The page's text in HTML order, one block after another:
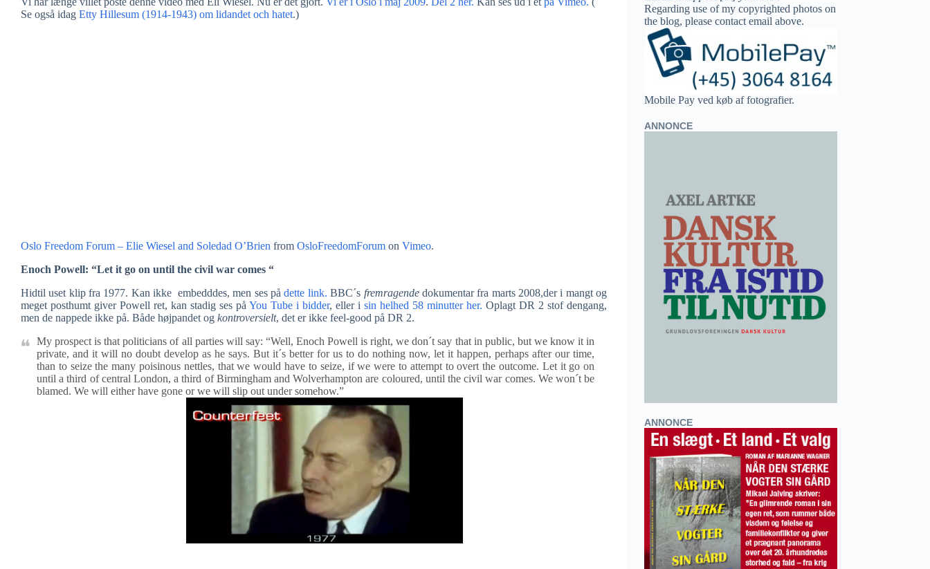
Se også idag Etty Hillesum (1914-1943) om lidandet och hatet.)
Oslo Freedom Forum – Elie Wiesel and Soledad O’Brien from OsloFreedomForum on Vimeo.
Enoch Powell: “Let it go on until the civil war comes “
Hidtil uset klip fra 1977. Kan ikke embedddes, men ses pådette link. BBC´s fremragendedokumentar fra marts 2008,der i mangt og
meget posthumt giver Powell ret, kan stadig ses påYou Tube i bidder, eller isin helhed 58 minutter her. Oplagt DR 2 stof dengang,
men de nappede ikke på. Både højpandet og kontroversielt, det er ikke feel-good på DR 2.
My prospect is that politicians of all parties will say: “Well, Enoch Powell is right, we don´t say that in public, but we know it in
private, and it will no doubt develop as he says. But it´s better for us to do nothing now, let it happen, perhaps after our time,
than to seize the many poisinous nettles, that we would have to seize, if we were to attempt to overt the outcome. Let it go on
until a third of central London, a third of Birmingham and Wolverhampton are coloured, until the civil war comes. We won´t be
blamed. We will either have gone or we will slip out under somehow.”
Regarding use of my copyrighted photos on
the blog, please contact email above.
Mobile Pay ved køb af fotografier.
ANNONCE
ANNONCE